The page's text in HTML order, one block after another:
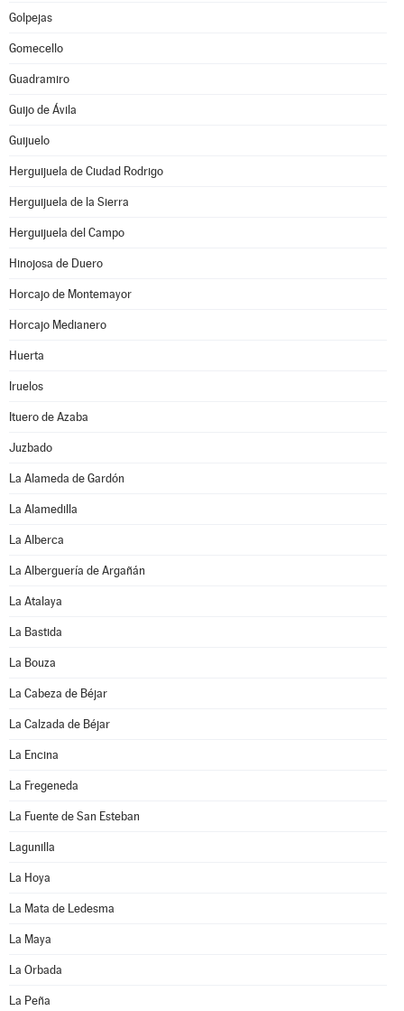
Golpejas
Gomecello
Guadramiro
Guijo de Ávila
Guijuelo
Herguijuela de Ciudad Rodrigo
Herguijuela de la Sierra
Herguijuela del Campo
Hinojosa de Duero
Horcajo de Montemayor
Horcajo Medianero
Huerta
Iruelos
Ituero de Azaba
Juzbado
La Alameda de Gardón
La Alamedilla
La Alberca
La Alberguería de Argañán
La Atalaya
La Bastida
La Bouza
La Cabeza de Béjar
La Calzada de Béjar
La Encina
La Fregeneda
La Fuente de San Esteban
Lagunilla
La Hoya
La Mata de Ledesma
La Maya
La Orbada
La Peña